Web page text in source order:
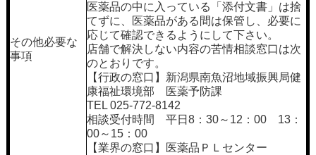
その他必要な
事項
医薬品の中に入っている「添付文書」は捨
てずに、医薬品がある間は保管し、必要に
応じて確認できるようにして下さい。
店舗で解決しない内容の苦情相談窓口は次
のとおりです。
【行政の窓口】新潟県南魚沼地域振興局健
康福祉環境部 医薬予防課
TEL 025-772-8142
相談受付時間 平日8：30～12：00 13：
00～15：00
【業界の窓口】医薬品ＰＬセンター